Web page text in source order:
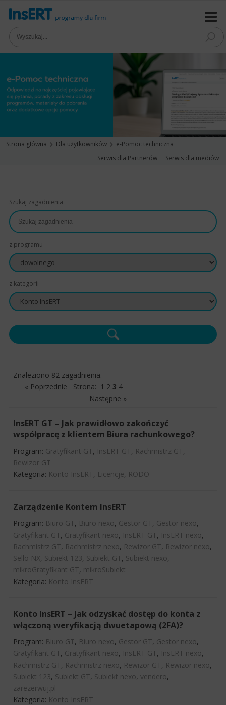
Strona główna Dla użytkowników
e-Pomoc techniczna
Serwis dla Partnerów
Serwis dla mediów
Szukaj zagadnienia
z programu
z kategorii
Znaleziono 82 zagadnienia.
« Poprzednie Strona: 1 2 3 4
Następne »
InsERT GT – Jak prawidłowo zakończyć
współpracę z klientem Biura rachunkowego?
Program: Gratyfikant GT, InsERT GT, Rachmistrz GT,
Rewizor GT
Kategoria: Konto InsERT, Licencje, RODO
Zarządzenie Kontem InsERT
Program: Biuro GT, Biuro nexo, Gestor GT, Gestor nexo,
Gratyfikant GT, Gratyfikant nexo, InsERT GT, InsERT nexo,
Rachmistrz GT, Rachmistrz nexo, Rewizor GT, Rewizor nexo,
Sello NX, Subiekt 123, Subiekt GT, Subiekt nexo,
mikroGratyfikant GT, mikroSubiekt
Kategoria: Konto InsERT
Konto InsERT – Jak odzyskać dostęp do konta z
włączoną weryfikacją dwuetapową (2FA)?
Program: Biuro GT, Biuro nexo, Gestor GT, Gestor nexo,
Gratyfikant GT, Gratyfikant nexo, InsERT GT, InsERT nexo,
Rachmistrz GT, Rachmistrz nexo, Rewizor GT, Rewizor nexo,
Subiekt 123, Subiekt GT, Subiekt nexo, vendero,
zarezerwuj.pl
Kategoria: Konto InsERT